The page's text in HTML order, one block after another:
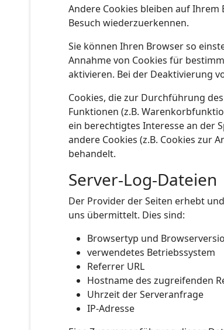
Andere Cookies bleiben auf Ihrem
Besuch wiederzuerkennen.
Sie können Ihren Browser so
Annahme von Cookies für
aktivieren. Bei der Deaktivierung
Cookies, die zur Durchführung
Funktionen (z.B.
ein berechtigtes Interesse an der
andere Cookies (z.B. Cookies zur
behandelt.
Server-Log-Dateien
Der Provider der Seiten erhebt
uns übermittelt. Dies sind:
Browsertyp und
verwendetes Betriebssystem
Referrer URL
Hostname des zugreifenden
Uhrzeit der Serveranfrage
IP-Adresse